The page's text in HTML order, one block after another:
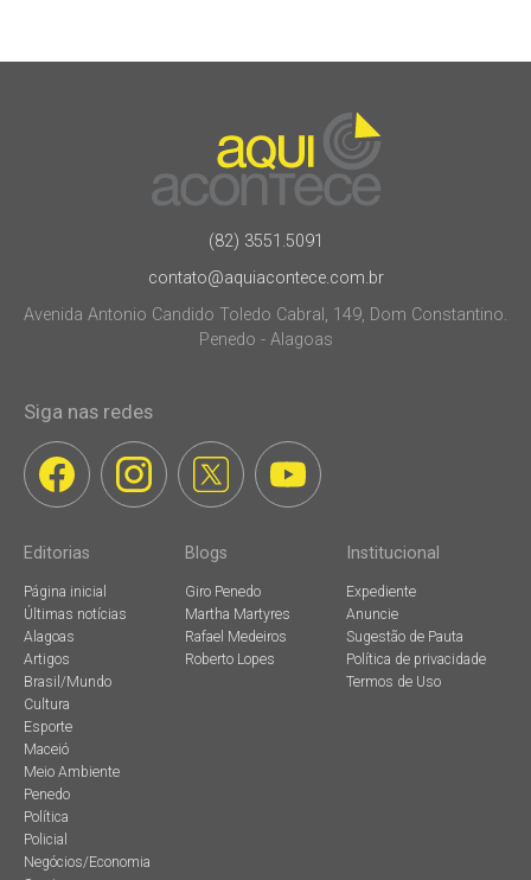
(82) 3551.5091
contato@aquiacontece.com.br
Avenida Antonio Candido Toledo Cabral, 149, Dom Constantino.
Penedo - Alagoas
Siga nas redes
Editorias
Página inicial
Últimas notícias
Alagoas
Artigos
Brasil/Mundo
Cultura
Esporte
Maceió
Meio Ambiente
Penedo
Política
Policial
Negócios/Economia
Blogs
Giro Penedo
Martha Martyres
Rafael Medeiros
Roberto Lopes
Institucional
Expediente
Anuncie
Sugestão de Pauta
Política de privacidade
Termos de Uso